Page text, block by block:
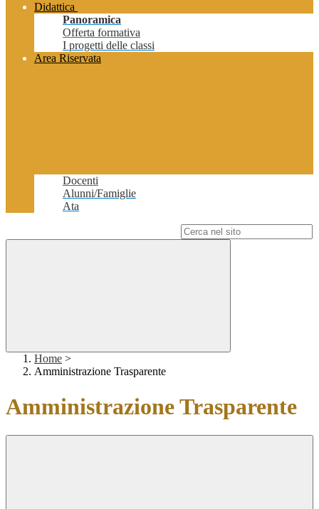
Didattica
Panoramica
Offerta formativa
I progetti delle classi
Area Riservata
Docenti
Alunni/Famiglie
Ata
Home >
Amministrazione Trasparente
Amministrazione Trasparente